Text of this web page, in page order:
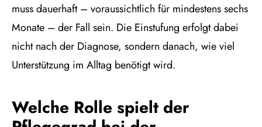
muss dauerhaft – voraussichtlich für mindestens sechs
Monate – der Fall sein. Die Einstufung erfolgt dabei
nicht nach der Diagnose, sondern danach, wie viel
Unterstützung im Alltag benötigt wird.
Welche Rolle spielt der